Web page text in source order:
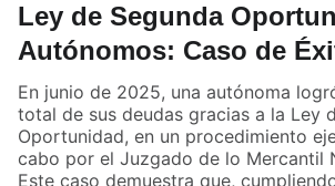
Ley de Segunda
Autónomos: Caso de
En junio de 2025, una autónoma
total de sus deudas gracias a la Ley
Oportunidad, en un procedimiento
cabo por el Juzgado de lo Mercantil
Este caso demuestra que,